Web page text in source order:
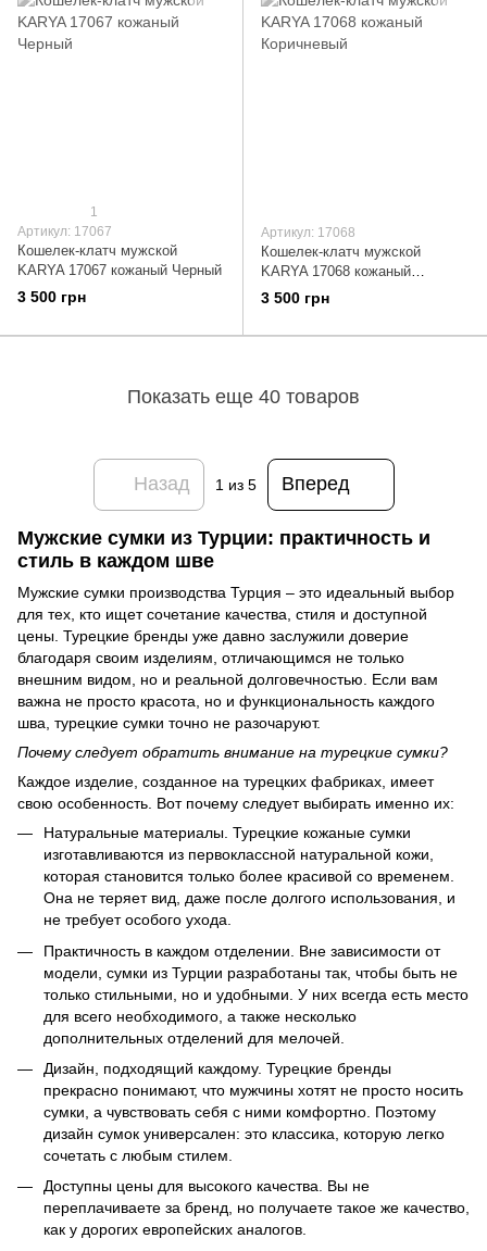
1
Артикул: 17067
Кошелек-клатч мужской
KARYA 17067 кожаный Черный
3 500 грн
Артикул: 17068
Кошелек-клатч мужской
KARYA 17068 кожаный
Коричневый
3 500 грн
Показать еще 40 товаров
Назад 1 из 5 Вперед
Мужские сумки из Турции: практичность и
стиль в каждом шве
Мужские сумки производства Турция – это идеальный выбор
для тех, кто ищет сочетание качества, стиля и доступной
цены. Турецкие бренды уже давно заслужили доверие
благодаря своим изделиям, отличающимся не только
внешним видом, но и реальной долговечностью. Если вам
важна не просто красота, но и функциональность каждого
шва, турецкие сумки точно не разочаруют.
Почему следует обратить внимание на турецкие сумки?
Каждое изделие, созданное на турецких фабриках, имеет
свою особенность. Вот почему следует выбирать именно их:
Натуральные материалы. Турецкие кожаные сумки
изготавливаются из первоклассной натуральной кожи,
которая становится только более красивой со временем.
Она не теряет вид, даже после долгого использования, и
не требует особого ухода.
Практичность в каждом отделении. Вне зависимости от
модели, сумки из Турции разработаны так, чтобы быть не
только стильными, но и удобными. У них всегда есть место
для всего необходимого, а также несколько
дополнительных отделений для мелочей.
Дизайн, подходящий каждому. Турецкие бренды
прекрасно понимают, что мужчины хотят не просто носить
сумки, а чувствовать себя с ними комфортно. Поэтому
дизайн сумок универсален: это классика, которую легко
сочетать с любым стилем.
Доступны цены для высокого качества. Вы не
переплачиваете за бренд, но получаете такое же качество,
как у дорогих европейских аналогов.